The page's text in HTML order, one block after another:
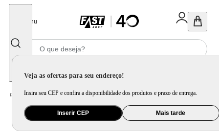
Menu
Veja as ofertas para seu endereço!
Insira seu CEP e confira a disponibilidade dos produtos e prazo de entrega.
Inserir CEP Mais tarde
Home Eletroportátil / Preparo de Alimento / Mixer / Mixer Britânia 350W Lâminas Pro Maxx BMX350P